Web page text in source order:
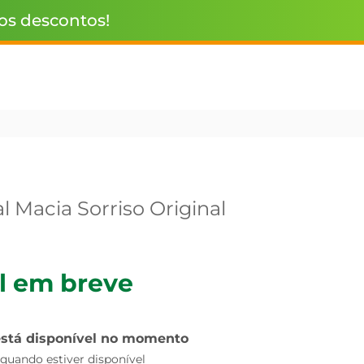
descontos!
Macia Sorriso Original
em breve
disponível no momento
estiver disponível